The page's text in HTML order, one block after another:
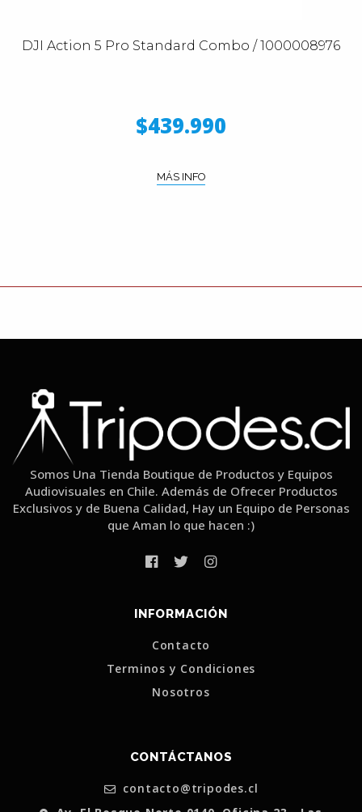
DJI Action 5 Pro Standard Combo / 1000008976
$439.990
MÁS INFO
Somos Una Tienda Boutique de Productos y Equipos
Audiovisuales en Chile. Además de Ofrecer Productos
Exclusivos y de Buena Calidad, Hay un Equipo de Personas
que Aman lo que hacen :)
INFORMACIÓN
Contacto
Terminos y Condiciones
Nosotros
CONTÁCTANOS
contacto@tripodes.cl